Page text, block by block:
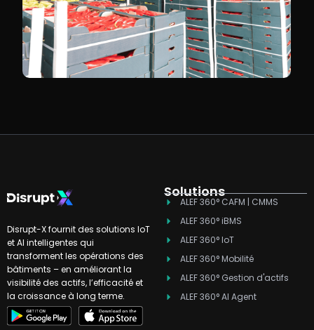
Disrupt-X fournit des solutions IoT
et AI intelligentes qui
transforment les opérations des
bâtiments – en améliorant la
visibilité des actifs, l’efficacité et
la croissance à long terme.
Solutions
ALEF 360° CAFM | CMMS
ALEF 360° iBMS
ALEF 360° IoT
ALEF 360° Mobilité
ALEF 360° Gestion d'actifs
ALEF 360° AI Agent